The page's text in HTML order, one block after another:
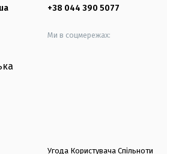
+38 044 390 5077
Ми в соцмережах:
Угода Користувача Спільноти